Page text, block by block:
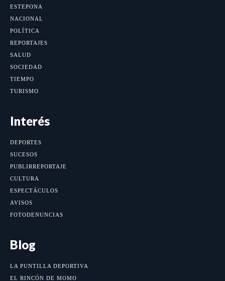
ESTEPONA
NACIONAL
POLÍTICA
REPORTAJES
SALUD
SOCIEDAD
TIEMPO
TURISMO
Interés
DEPORTES
SUCESOS
PUBLIRREPORTAJE
CULTURA
ESPECTÁCULOS
AVISOS
FOTODENUNCIAS
Blog
LA PUNTILLA DEPORTIVA
EL RINCÓN DE MOMO